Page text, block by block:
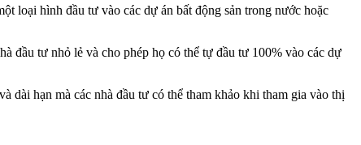
loại hình đầu tư vào các dự án bất động sản trong nước hoặc
đầu tư nhỏ lẻ và cho phép họ có thể tự đầu tư 100% vào các dự
hạn mà các nhà đầu tư có thể tham khảo khi tham gia vào thị